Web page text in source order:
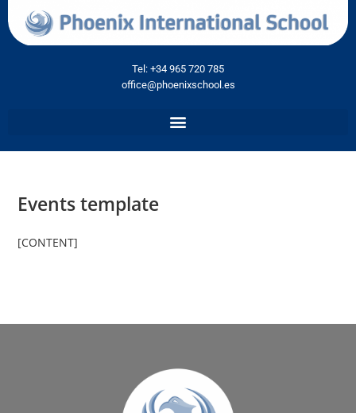
Tel: +34 965 720 785
office@phoenixschool.es
Events template
[CONTENT]